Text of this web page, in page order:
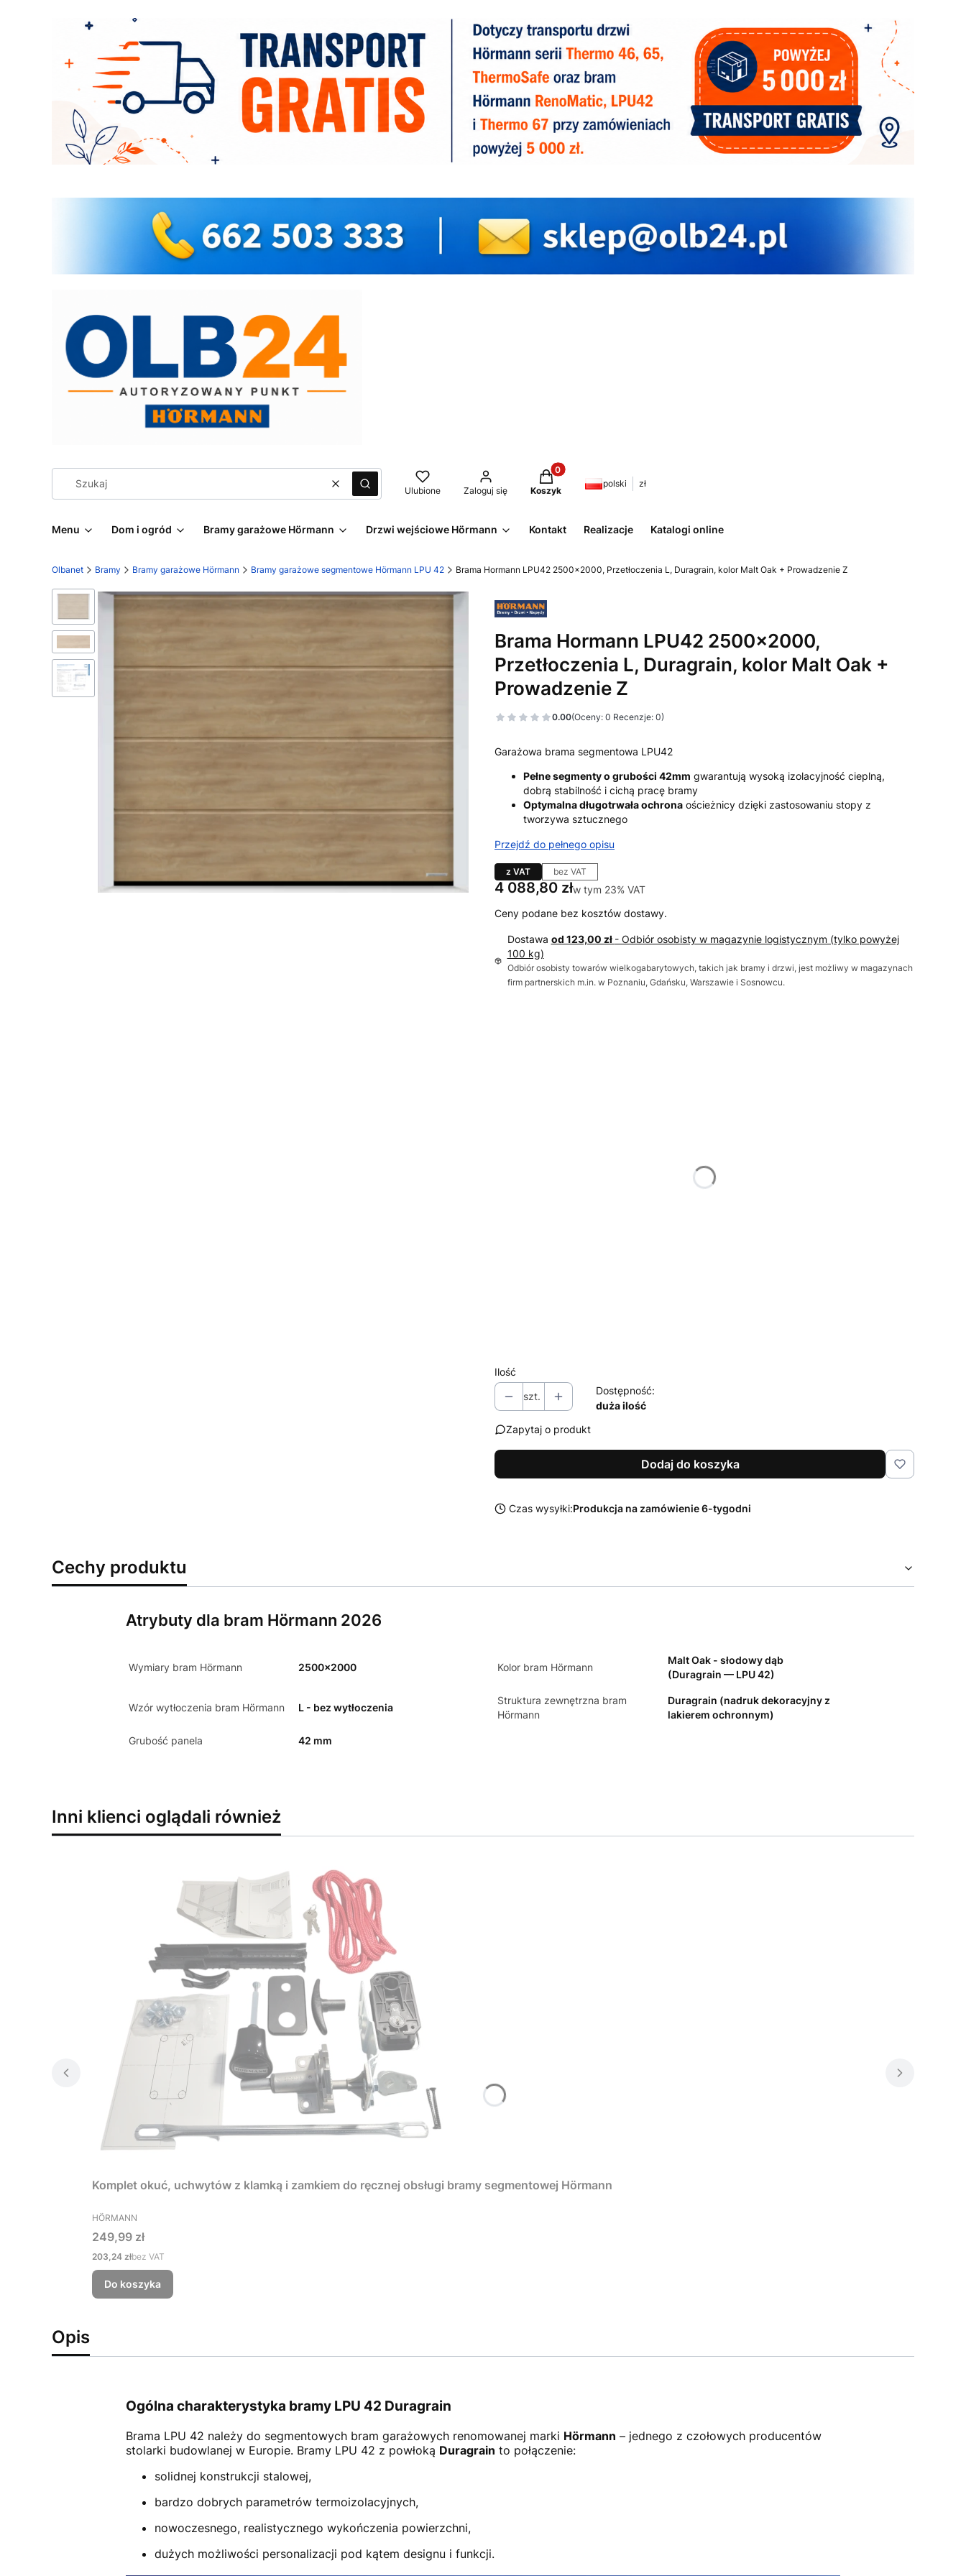
WyczyśćSzukaj Ulubione Zaloguj się
Produkty w koszyku: 0. Zobacz szczegóły
Koszyk
polski zł
Menu Dom i ogród Bramy garażowe Hörmann Drzwi wejściowe Hörmann Kontakt Realizacje Katalogi online
Olbanet Bramy Bramy garażowe Hörmann Bramy garażowe segmentowe Hörmann LPU 42 Brama Hormann LPU42 2500x2000, Przetłoczenia L, Duragrain, kolor Malt Oak + Prowadzenie Z
Brama Hormann LPU42 2500x2000,
Przetłoczenia L, Duragrain, kolor Malt Oak +
Prowadzenie Z
0.00(Oceny: 0 Recenzje: 0)
Garażowa brama segmentowa LPU42
Pełne segmenty o grubości 42mm gwarantują wysoką izolacyjność cieplną,
dobrą stabilność i cichą pracę bramy
Optymalna długotrwała ochrona ościeżnicy dzięki zastosowaniu stopy z
tworzywa sztucznego
Przejdź do pełnego opisu
z VAT bez VAT
Cena
4 088,80 złw tym 23% VAT
w tym 23% VAT
Ceny podane bez kosztów dostawy.
Dostawa od 123,00 zł - Odbiór osobisty w magazynie logistycznym (tylko powyżej
100 kg)
Odbiór osobisty towarów wielkogabarytowych, takich jak bramy i drzwi, jest możliwy w magazynach
firm partnerskich m.in. w Poznaniu, Gdańsku, Warszawie i Sosnowcu.
Ilość
szt.
Dostępność:
duża ilość
Zapytaj o produkt
Dodaj do koszyka
Czas wysyłki:Produkcja na zamówienie 6-tygodni
Cechy produktu
Atrybuty dla bram Hörmann 2026
Wymiary bram Hörmann 2500x2000 Kolor bram Hörmann
Malt Oak - słodowy dąb
(Duragrain — LPU 42)
Wzór wytłoczenia bram Hörmann L - bez wytłoczenia
Struktura zewnętrzna bram
Hörmann
Duragrain (nadruk dekoracyjny z
lakierem ochronnym)
Grubość panela 42 mm
Inni klienci oglądali również
Komplet okuć, uchwytów z klamką i zamkiem do ręcznej obsługi bramy segmentowej Hörmann
PRODUCENT
HÖRMANN
Cena
249,99 zł
Cena
203,24 złbez VAT
Do koszyka
Opis
Ogólna charakterystyka bramy LPU 42 Duragrain
Brama LPU 42 należy do segmentowych bram garażowych renomowanej marki Hörmann – jednego z czołowych producentów
stolarki budowlanej w Europie. Bramy LPU 42 z powłoką Duragrain to połączenie:
solidnej konstrukcji stalowej,
bardzo dobrych parametrów termoizolacyjnych,
nowoczesnego, realistycznego wykończenia powierzchni,
dużych możliwości personalizacji pod kątem designu i funkcji.